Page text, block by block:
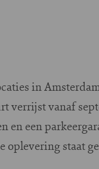
in
verrijst vanaf
en een
oplevering staat